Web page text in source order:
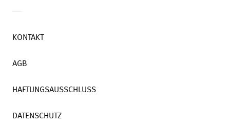
KONTAKT
AGB
HAFTUNGSAUSSCHLUSS
DATENSCHUTZ